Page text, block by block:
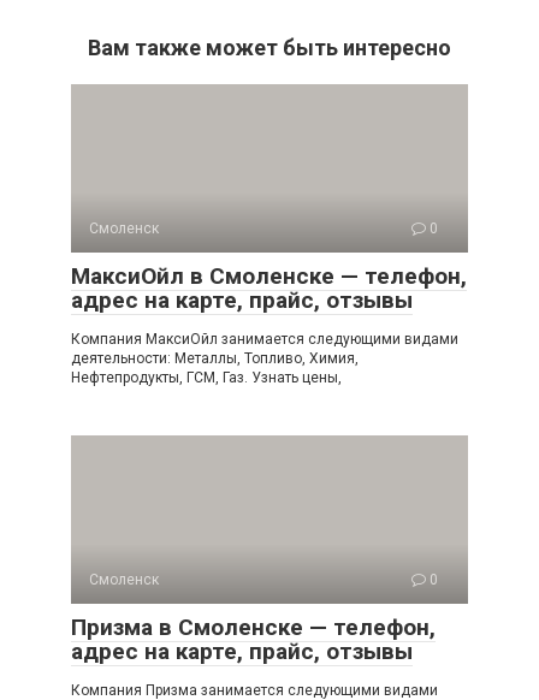
Вам также может быть интересно
Смоленск 0
МаксиОйл в Смоленске — телефон,
адрес на карте, прайс, отзывы
Компания МаксиОйл занимается следующими видами
деятельности: Металлы, Топливо, Химия,
Нефтепродукты, ГСМ, Газ. Узнать цены,
Смоленск 0
Призма в Смоленске — телефон,
адрес на карте, прайс, отзывы
Компания Призма занимается следующими видами